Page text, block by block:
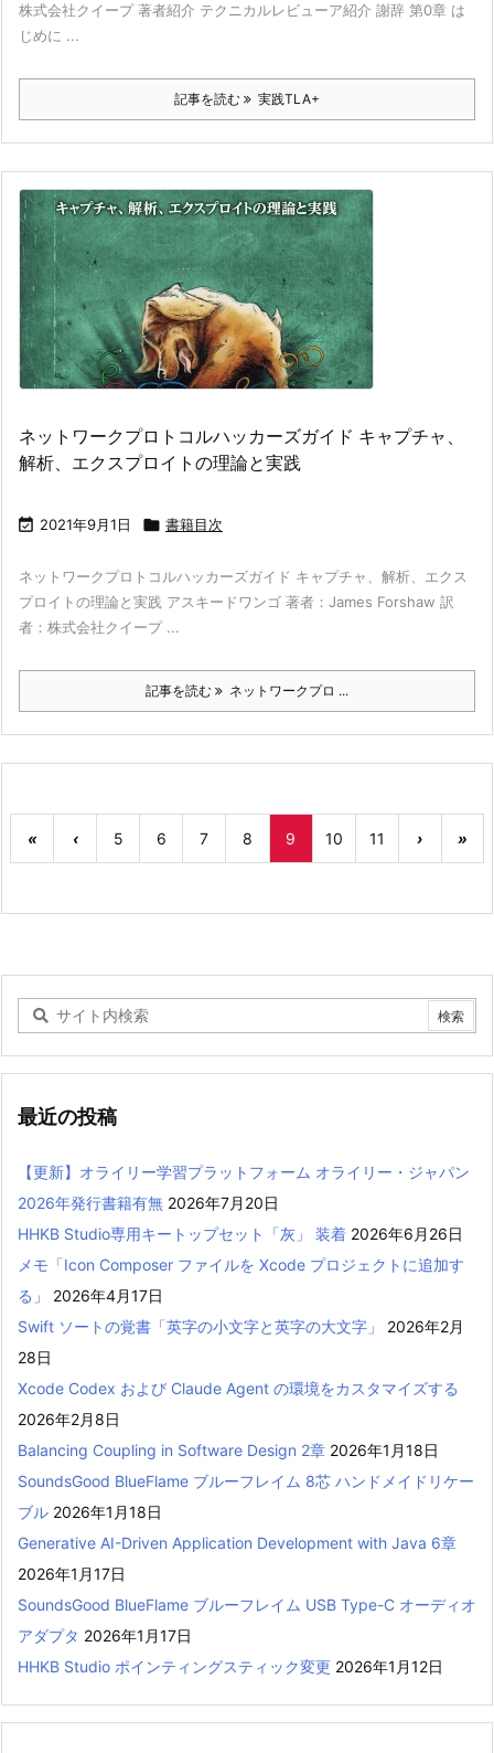
株式会社クイープ 著者紹介 テクニカルレビューア紹介 謝辞 第0章 は
じめに ...
記事を読む 実践TLA+
ネットワークプロトコルハッカーズガイド キャプチャ、
解析、エクスプロイトの理論と実践
 2021年9月1日  書籍目次
ネットワークプロトコルハッカーズガイド キャプチャ、解析、エクス
プロイトの理論と実践 アスキードワンゴ 著者：James Forshaw 訳
者：株式会社クイープ ...
記事を読む ネットワークプロ ...
« ‹ 5 6 7 8 9 10 11 › »
最近の投稿
【更新】オライリー学習プラットフォーム オライリー・ジャパン
2026年発行書籍有無 2026年7月20日
HHKB Studio専用キートップセット「灰」 装着 2026年6月26日
メモ「Icon Composer ファイルを Xcode プロジェクトに追加す
る」
2026年4月17日
Swift ソートの覚書「英字の小文字と英字の大文字」
2026年2月
28日
Xcode Codex および Claude Agent の環境をカスタマイズする
2026年2月8日
Balancing Coupling in Software Design 2章 2026年1月18日
SoundsGood BlueFlame ブルーフレイム 8芯 ハンドメイドリケー
ブル 2026年1月18日
Generative AI-Driven Application Development with Java 6章
2026年1月17日
SoundsGood BlueFlame ブルーフレイム USB Type-C オーディオ
アダプタ 2026年1月17日
HHKB Studio ポインティングスティック変更 2026年1月12日